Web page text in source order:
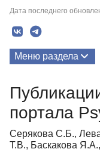
Дата последнего
Меню раздела
портала
Серякова С.Б.,
Т.В., Баскакова